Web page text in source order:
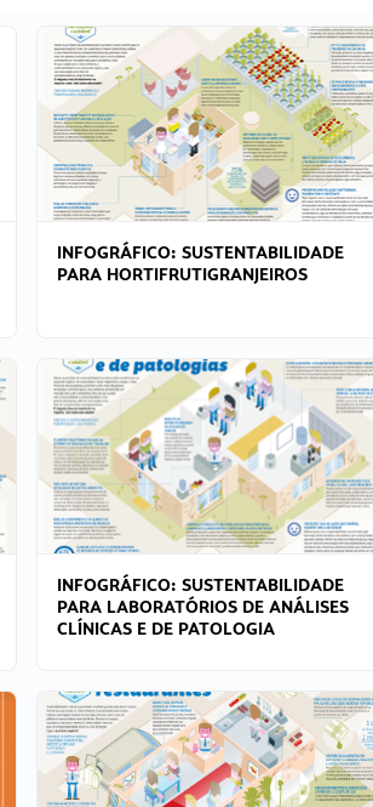
INFOGRÁFICO: SUSTENTABILIDADE
PARA HORTIFRUTIGRANJEIROS
INFOGRÁFICO: SUSTENTABILIDADE
PARA LABORATÓRIOS DE ANÁLISES
CLÍNICAS E DE PATOLOGIA